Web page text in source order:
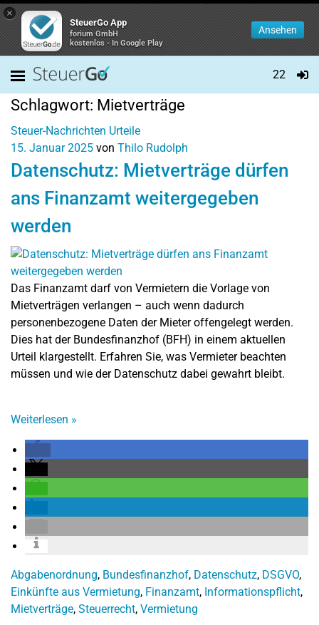
×
SteuerGo App
forium GmbH
kostenlos - In Google Play
Ansehen
22
Schlagwort: Mietverträge
Steuer-Nachrichten Urteile
15. Januar 2025 von Thilo Rudolph
Datenschutz: Mietverträge dürfen
ans Finanzamt weitergegeben
werden
Das Finanzamt darf von Vermietern die Vorlage von
Mietverträgen verlangen – auch wenn dadurch
personenbezogene Daten der Mieter offengelegt werden.
Dies hat der Bundesfinanzhof (BFH) in einem aktuellen
Urteil klargestellt. Erfahren Sie, was Vermieter beachten
müssen und wie der Datenschutz dabei gewahrt bleibt.
Weiterlesen »
Abgabenordnung, Bundesfinanzhof, Datenschutz, DSGVO,
Einkünfte aus Vermietung, Finanzamt, Informationspflicht,
Mietverträge, Steuerrecht, Vermietung